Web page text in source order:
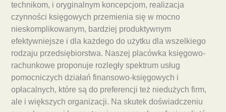
technikom, i oryginalnym koncepcjom, realizacja
czynności księgowych przemienia się w mocno
nieskomplikowanym, bardziej produktywnym
efektywniejsze i dla każdego do użytku dla wszelkiego
rodzaju przedsiębiorstwa. Naszej placówka księgowo-
rachunkowe proponuje rozległy spektrum usług
pomocniczych działań finansowo-księgowych i
opłacalnych, które są do preferencji też niedużych firm,
ale i większych organizacji. Na skutek doświadczeniu